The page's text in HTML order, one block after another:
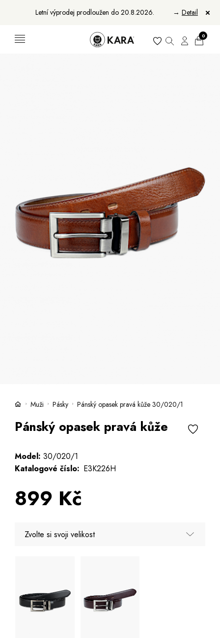
Letní výprodej prodloužen do 20.8.2026. → Detail
Manikúry
Kufry -21 % Prodejny Služby
Kara klub
Dárkové poukazy
Extra výhodné
Slevy
0
Muži Pásky Pánský opasek pravá kůže 30/020/1
Pánský opasek pravá kůže
Model: 30/020/1
Katalogové číslo: E3K226H
899 Kč
Zvolte si svoji velikost
105